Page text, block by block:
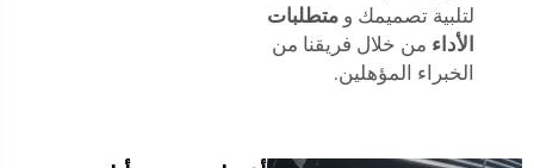
لتلبية تصميمك و متطلبات
الأداء من خلال فريقنا من
الخبراء المؤهلين.